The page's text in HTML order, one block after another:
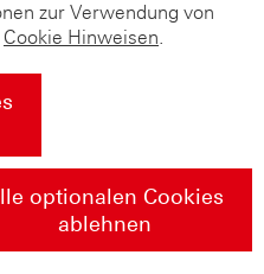
zur Verwendung von
Cookie Hinweisen.
optionalen Cookies
ablehnen